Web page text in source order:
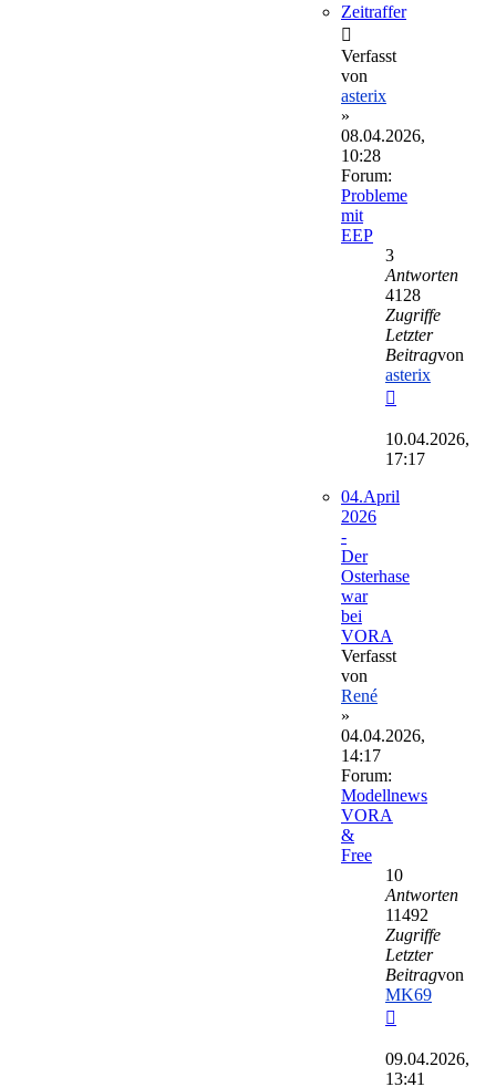
Zeitraffer
Verfasst
von
asterix
»
08.04.2026,
10:28
Forum:
Probleme
mit
EEP
3
Antworten
4128
Zugriffe
Letzter
Beitragvon
asterix
Beitrag
10.04.2026,
17:17
04.April
2026
-
Der
Osterhase
war
bei
VORA
Verfasst
von
René
»
04.04.2026,
14:17
Forum:
Modellnews
VORA
&
Free
10
Antworten
11492
Zugriffe
Letzter
Beitragvon
MK69
Beitrag
09.04.2026,
13:41